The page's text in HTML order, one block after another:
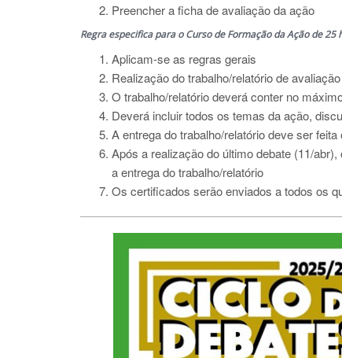
Preencher a ficha de avaliação da ação
Regra especifica para o Curso de Formação da Ação de 25
Aplicam-se as regras gerais
Realização do trabalho/relatório de avaliação
O trabalho/relatório deverá conter no
Deverá incluir todos os temas da ação,
A entrega do trabalho/relatório deve ser
Após a realização do último debate (11/
a entrega do trabalho/relatório
Os certificados serão enviados a todos os